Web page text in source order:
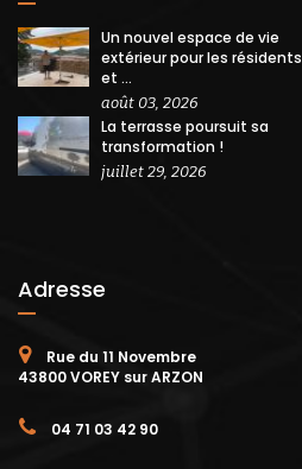
Un nouvel espace de vie
extérieur pour les résidents
et ...
août 03, 2026
La terrasse poursuit sa
transformation !
juillet 29, 2026
Adresse
Rue du 11 Novembre
43800 VOREY sur ARZON
04 71 03 42 90